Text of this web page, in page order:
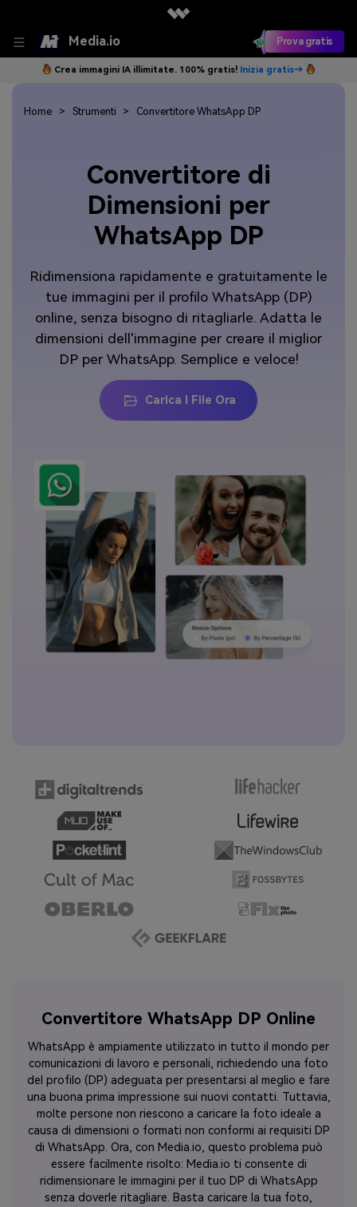
Media.io Prova gratis
Crea immagini IA illimitate. 100% gratis! Inizia gratis→
Convertitore di
Dimensioni per
WhatsApp DP
Ridimensiona rapidamente e gratuitamente le
tue immagini per il profilo WhatsApp (DP)
online, senza bisogno di ritagliarle. Adatta le
dimensioni dell'immagine per creare il miglior
DP per WhatsApp. Semplice e veloce!
Carica I File Ora
Home Strumenti Convertitore WhatsApp DP
Convertitore WhatsApp DP Online
WhatsApp è ampiamente utilizzato in tutto il mondo per
comunicazioni di lavoro e personali, richiedendo una foto
del profilo (DP) adeguata per presentarsi al meglio e fare
una buona prima impressione sui nuovi contatti. Tuttavia,
molte persone non riescono a caricare la foto ideale a
causa di dimensioni o formati non conformi ai requisiti DP
di WhatsApp. Ora, con Media.io, questo problema può
essere facilmente risolto: Media.io ti consente di
ridimensionare le immagini per il tuo DP di WhatsApp
senza doverle ritagliare. Basta caricare la tua foto,